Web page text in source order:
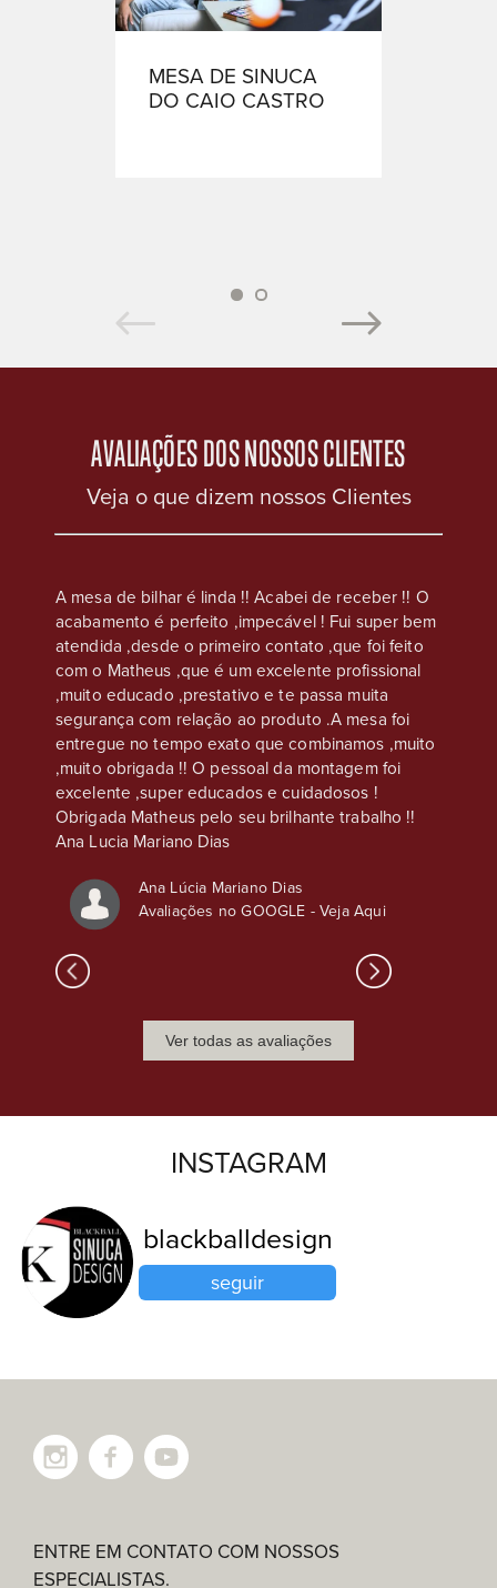
MESA DE SINUCA
DO CAIO CASTRO
1 2
AVALIAÇÕES DOS NOSSOS CLIENTES
Veja o que dizem nossos Clientes
A mesa de bilhar é linda !! Acabei de receber !! O
acabamento é perfeito ,impecável ! Fui super bem
atendida ,desde o primeiro contato ,que foi feito
com o Matheus ,que é um excelente profissional
,muito educado ,prestativo e te passa muita
segurança com relação ao produto .A mesa foi
entregue no tempo exato que combinamos ,muito
,muito obrigada !! O pessoal da montagem foi
excelente ,super educados e cuidadosos !
Obrigada Matheus pelo seu brilhante trabalho !!
Ana Lucia Mariano Dias
Ana Lúcia Mariano Dias
Avaliações no GOOGLE -Veja Aqui
Ver todas as avaliações
INSTAGRAM
blackballdesign
seguir
ENTRE EM CONTATO COM NOSSOS
ESPECIALISTAS.